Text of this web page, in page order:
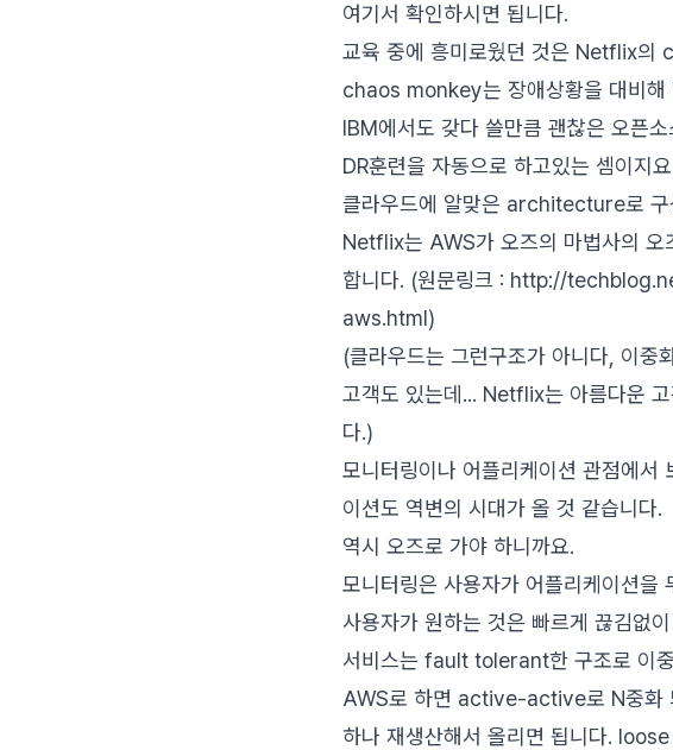
여기서 확인하시면 됩니다.
교육 중에 흥미로웠던 것은 Netflix의
chaos monkey는 장애상황을 대비해
IBM에서도 갖다 쓸만큼 괜찮은 오픈소
DR훈련을 자동으로 하고있는 셈이지
클라우드에 알맞은 architecture로 구
Netflix는 AWS가 오즈의 마법사의 오
합니다. (원문링크 : http://
aws.html)
(클라우드는 그런구조가 아니다, 이중
고객도 있는데... Netflix는 아름다운
다.)
모니터링이나 어플리케이션 관점에서
이션도 역변의 시대가 올 것 같습니다.
역시 오즈로 가야 하니까요.
모니터링은 사용자가 어플리케이션을
사용자가 원하는 것은 빠르게 끊김없
서비스는 fault tolerant한 구조로 이
AWS로 하면 active-active로 N중화
하나 재생산해서 올리면 됩니다.